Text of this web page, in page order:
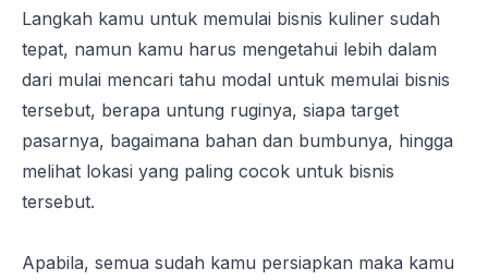
Langkah kamu untuk memulai bisnis kuliner sudah
tepat, namun kamu harus mengetahui lebih dalam
dari mulai mencari tahu modal untuk memulai bisnis
tersebut, berapa untung ruginya, siapa target
pasarnya, bagaimana bahan dan bumbunya, hingga
melihat lokasi yang paling cocok untuk bisnis
tersebut.
Apabila, semua sudah kamu persiapkan maka kamu